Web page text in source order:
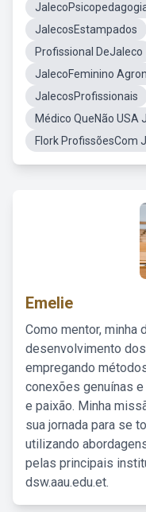
JalecosEstampados
Profissional DeJaleco
JalecoFeminino
JalecosProfissionais
Médico QueNão USA
Flork ProfissõesCom
Emelie
Como mentor, minha
desenvolvimento
empregando
conexões genuínas
e paixão. Minha
sua jornada para se
utilizando
pelas principais
dsw.aau.edu.et.